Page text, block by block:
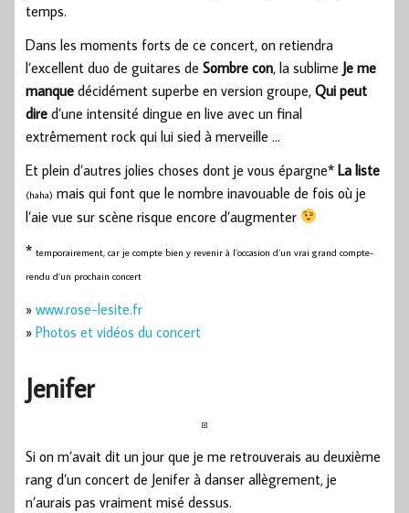
temps.
Dans les moments forts de ce concert, on retiendra
l’excellent duo de guitares de Sombre con, la sublime Je me
manque décidément superbe en version groupe, Qui peut
dire d’une intensité dingue en live avec un final
extrêmement rock qui lui sied à merveille …
Et plein d’autres jolies choses dont je vous épargne* La liste
(haha) mais qui font que le nombre inavouable de fois où je
l’aie vue sur scène risque encore d’augmenter
* temporairement, car je compte bien y revenir à l’occasion d’un vrai grand compte-
rendu d’un prochain concert
» www.rose-lesite.fr
» Photos et vidéos du concert
Jenifer
Si on m’avait dit un jour que je me retrouverais au deuxième
rang d’un concert de Jenifer à danser allègrement, je
n’aurais pas vraiment misé dessus.